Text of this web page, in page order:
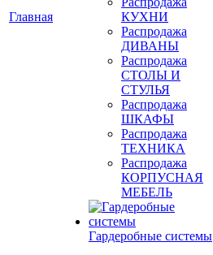
Главная
КУХНИ
Распродажа
ДИВАНЫ
Распродажа
СТОЛЫ И
СТУЛЬЯ
Распродажа
ШКАФЫ
Распродажа
ТЕХНИКА
Распродажа
КОРПУСНАЯ
МЕБЕЛЬ
Гардеробные системы